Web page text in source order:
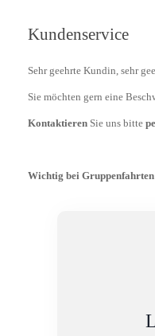
Kundenservice
Sehr geehrte Kundin, sehr
Sie möchten gern eine
Kontaktieren Sie uns bitte
Wichtig bei Gruppenfahrten